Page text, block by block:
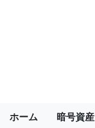
ホーム 暗号資産